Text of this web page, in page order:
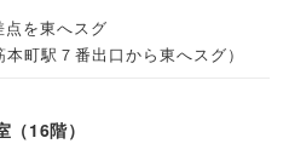
を東へスグ
本町駅７番出口から東へスグ）
16階）